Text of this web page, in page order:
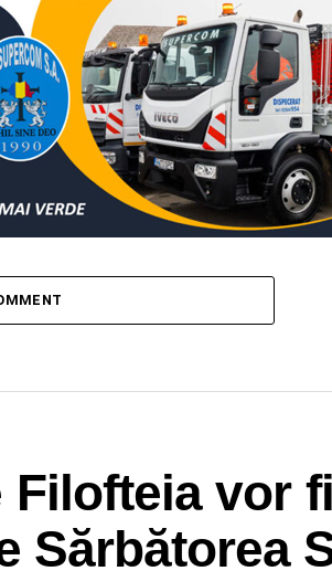
Filofteia vor fi
Sărbătorea